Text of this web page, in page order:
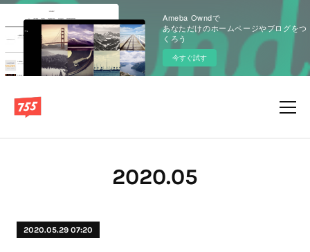
Ameba Owndで
あなただけのホームページやブログをつ
くろう
今すぐ試す
2020.05
2020.05.29 07:20